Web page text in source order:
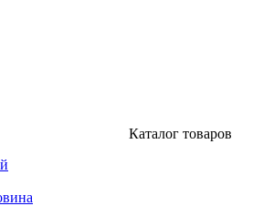
Каталог товаров